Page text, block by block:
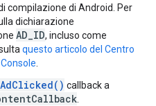
compilazione di Android. Per
dichiarazione
AD_ID, incluso come
questo articolo del Centro
callback a